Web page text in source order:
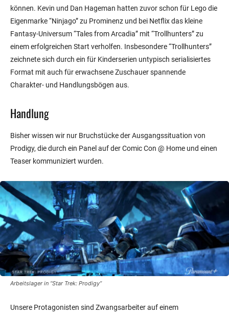
können. Kevin und Dan Hageman hatten zuvor schon für Lego die
Eigenmarke “Ninjago” zu Prominenz und bei Netflix das kleine
Fantasy-Universum “Tales from Arcadia” mit “Trollhunters” zu
einem erfolgreichen Start verholfen. Insbesondere “Trollhunters”
zeichnete sich durch ein für Kinderserien untypisch serialisiertes
Format mit auch für erwachsene Zuschauer spannende
Charakter- und Handlungsbögen aus.
Handlung
Bisher wissen wir nur Bruchstücke der Ausgangssituation von
Prodigy, die durch ein Panel auf der Comic Con @ Home und einen
Teaser kommuniziert wurden.
Arbeitslager in “Star Trek: Prodigy”
Unsere Protagonisten sind Zwangsarbeiter auf einem